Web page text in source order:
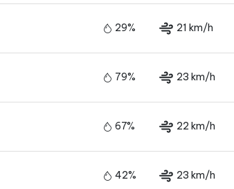
29% 21 km/h
79% 23 km/h
67% 22 km/h
42% 23 km/h